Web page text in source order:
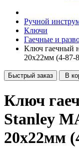
Ручной
Ключи
Гаечные и
Ключ гаечный
20х22мм (4-87-
Быстрый заказ В
Ключ
Stanley
20х22мм